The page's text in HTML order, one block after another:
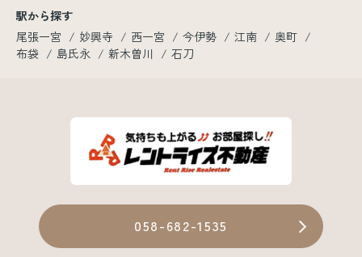
駅から探す
尾張一宮
妙興寺 西一宮 今伊勢 江南
奥町
布袋
島氏永 新木曽川 石刀
058-682-1535